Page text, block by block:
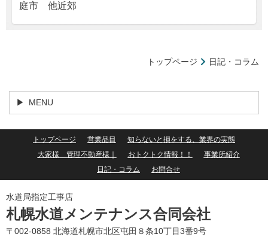
庭市 他近郊
トップページ 日記・コラム
MENU
トップページ 営業品目
知らないと損をする、業界の実態
大家様 管理不動産様｜
おトクトク情報！！
事業所紹介
日記・コラム
お問合せ
水道局指定工事店
札幌水道メンテナンス合同会社
〒002-0858 北海道札幌市北区屯田８条10丁目3番9号